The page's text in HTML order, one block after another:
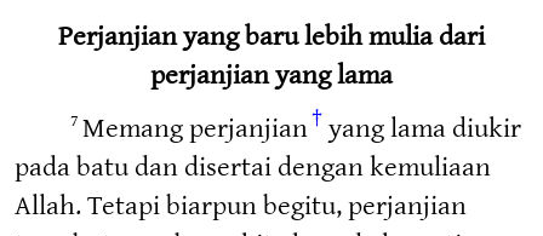
Perjanjian yang baru lebih mulia dari
perjanjian yang lama
7 Memang perjanjian†yang lama diukir
pada batu dan disertai dengan kemuliaan
Allah. Tetapi biarpun begitu, perjanjian